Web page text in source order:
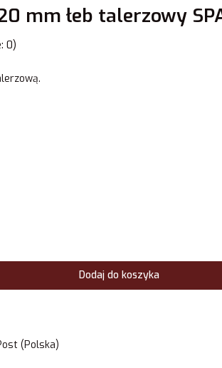
mm łeb talerzowy
0)
Dodaj do koszyka
(Polska)